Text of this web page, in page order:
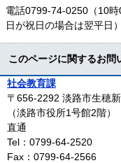
電話0799-74-0250（10
日が祝日の場合は翌平日
このページに関するお問
社会教育課
〒656-2292 淡路市生穂
（淡路市役所1号館2階）
直通
Tel：0799-64-2520
Fax：0799-64-2566